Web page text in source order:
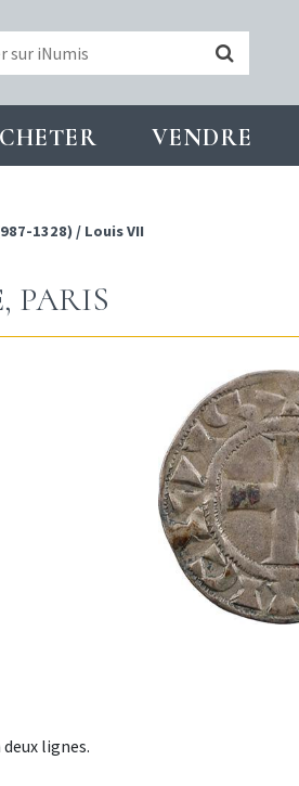
VENDRE
1328) / Louis VII
PARIS
deux lignes.